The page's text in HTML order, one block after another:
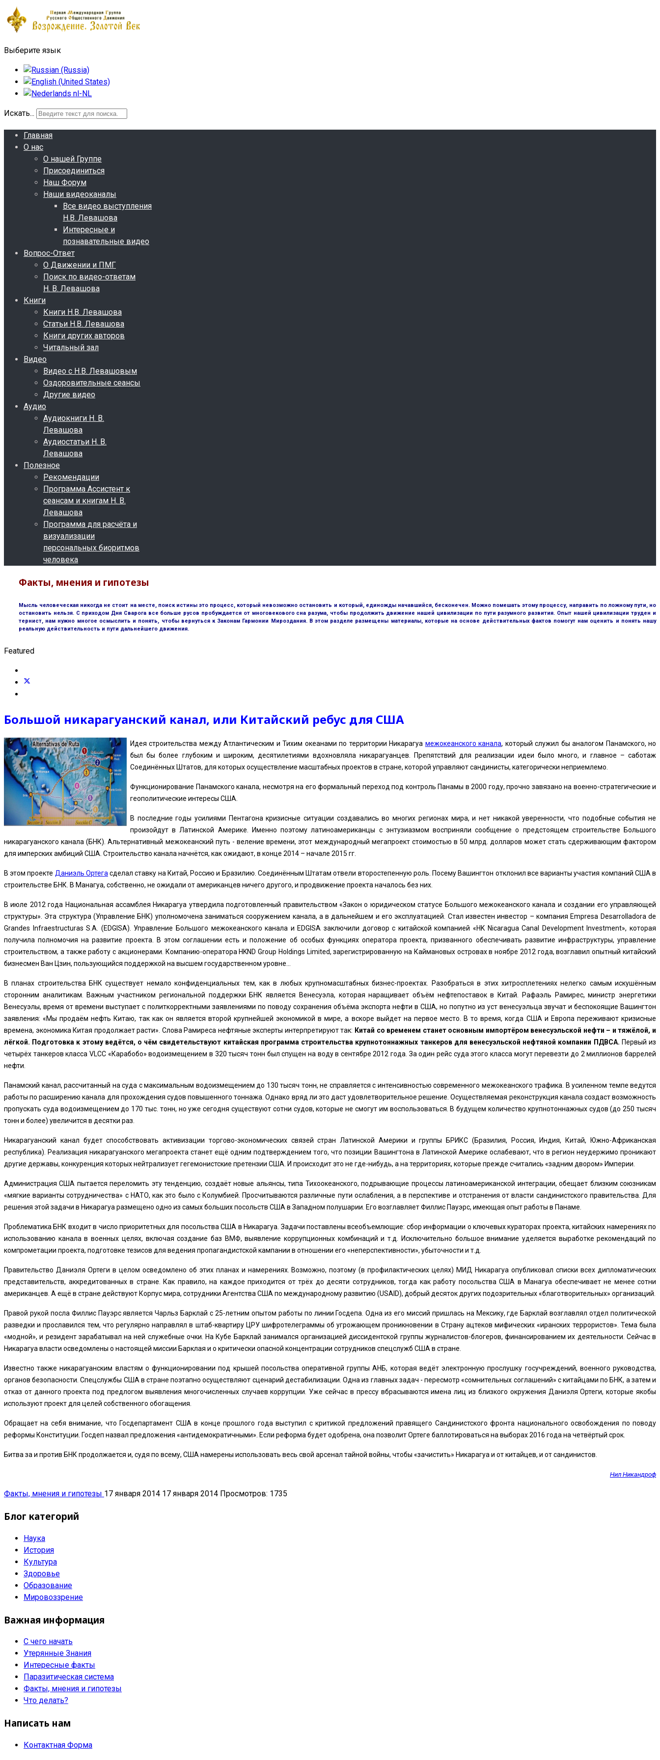
Выберите язык
Искать...
Главная
О нас
О нашей Группе
Присоединиться
Наш Форум
Наши видеоканалы
Все видео выступления
Н.В. Левашова
Интересные и
познавательные видео
Вопрос-Ответ
О Движении и ПМГ
Поиск по видео-ответам
Н. В. Левашова
Книги
Книги Н.В. Левашова
Статьи Н.В. Левашова
Книги других авторов
Читальный зал
Видео
Видео с Н.В. Левашовым
Оздоровительные сеансы
Другие видео
Аудио
Аудиокниги Н. В.
Левашова
Аудиостатьи Н. В.
Левашова
Полезное
Рекомендации
Программа Ассистент к
сеансам и книгам Н. В.
Левашова
Программа для расчёта и
визуализации
персональных биоритмов
человека
Факты, мнения и гипотезы
Мысль человеческая никогда не стоит на месте, поиск истины это процесс, который невозможно остановить и который, единожды начавшийся, бесконечен. Можно помешать этому процессу, направить по ложному пути, но
остановить нельзя. С приходом Дня Сварога все больше русов пробуждается от многовекового сна разума, чтобы продолжить движение нашей цивилизации по пути разумного развития. Опыт нашей цивилизации труден и
тернист, нам нужно многое осмыслить и понять, чтобы вернуться к Законам Гармонии Мироздания. В этом разделе размещены материалы, которые на основе действительных фактов помогут нам оценить и понять нашу
реальную действительность и пути дальнейшего движения.
Featured
Большой никарагуанский канал, или Китайский ребус для США
Идея строительства между Атлантическим и Тихим океанами по территории Никарагуа межокеанского канала, который служил бы аналогом Панамского, но
был бы более глубоким и широким, десятилетиями вдохновляла никарагуанцев. Препятствий для реализации идеи было много, и главное – саботаж
Соединённых Штатов, для которых осуществление масштабных проектов в стране, которой управляют сандинисты, категорически неприемлемо.
Функционирование Панамского канала, несмотря на его формальный переход под контроль Панамы в 2000 году, прочно завязано на военно-стратегические и
геополитические интересы США.
В последние годы усилиями Пентагона кризисные ситуации создавались во многих регионах мира, и нет никакой уверенности, что подобные события не
произойдут в Латинской Америке. Именно поэтому латиноамериканцы с энтузиазмом восприняли сообщение о предстоящем строительстве Большого
никарагуанского канала (БНК). Альтернативный межокеанский путь - веление времени, этот международный мегапроект стоимостью в 50 млрд. долларов может стать сдерживающим фактором
для имперских амбиций США. Строительство канала начнётся, как ожидают, в конце 2014 – начале 2015 гг.
В этом проекте Даниэль Ортегасделал ставку на Китай, Россию и Бразилию. Соединённым Штатам отвели второстепенную роль. Посему Вашингтон отклонил все варианты участия компаний США в
строительстве БНК. В Манагуа, собственно, не ожидали от американцев ничего другого, и продвижение проекта началось без них.
В июле 2012 года Национальная ассамблея Никарагуа утвердила подготовленный правительством «Закон о юридическом статусе Большого межокеанского канала и создании его управляющей
структуры». Эта структура (Управление БНК) уполномочена заниматься сооружением канала, а в дальнейшем и его эксплуатацией. Стал известен инвестор – компания Empresa Desarrolladora de
Grandes Infraestructuras S.A. (EDGISA). Управление Большого межокеанского канала и EDGISA заключили договор с китайской компанией «HK Nicaragua Canal Development Investment», которая
получила полномочия на развитие проекта. В этом соглашении есть и положение об особых функциях оператора проекта, призванного обеспечивать развитие инфраструктуры, управление
строительством, а также работу с акционерами. Компанию-оператора HKND Group Holdings Limited, зарегистрированную на Каймановых островах в ноябре 2012 года, возглавил опытный китайский
бизнесмен Ван Цзин, пользующийся поддержкой на высшем государственном уровне…
В планах строительства БНК существует немало конфиденциальных тем, как в любых крупномасштабных бизнес-проектах. Разобраться в этих хитросплетениях нелегко самым искушённым
сторонним аналитикам. Важным участником региональной поддержки БНК является Венесуэла, которая наращивает объём нефтепоставок в Китай. Рафаэль Рамирес, министр энергетики
Венесуэлы, время от времени выступает с политкорректными заявлениями по поводу сохранения объёма экспорта нефти в США, но попутно из уст венесуэльца звучат и беспокоящие Вашингтон
заявления: «Мы продаём нефть Китаю, так как он является второй крупнейшей экономикой в мире, а вскоре выйдет на первое место. В то время, когда США и Европа переживают кризисные
времена, экономика Китая продолжает расти». Слова Рамиреса нефтяные эксперты интерпретируют так: Китай со временем станет основным импортёром венесуэльской нефти – и тяжёлой, и
лёгкой. Подготовка к этому ведётся, о чём свидетельствуют китайская программа строительства крупнотоннажных танкеров для венесуэльской нефтяной компании ПДВСА. Первый из
четырёх танкеров класса VLCC «Карабобо» водоизмещением в 320 тысяч тонн был спущен на воду в сентябре 2012 года. За один рейс суда этого класса могут перевезти до 2 миллионов баррелей
нефти.
Панамский канал, рассчитанный на суда с максимальным водоизмещением до 130 тысяч тонн, не справляется с интенсивностью современного межокеанского трафика. В усиленном темпе ведутся
работы по расширению канала для прохождения судов повышенного тоннажа. Однако вряд ли это даст удовлетворительное решение. Осуществляемая реконструкция канала создаст возможность
пропускать суда водоизмещением до 170 тыс. тонн, но уже сегодня существуют сотни судов, которые не смогут им воспользоваться. В будущем количество крупнотоннажных судов (до 250 тысяч
тонн и более) увеличится в десятки раз.
Никарагуанский канал будет способствовать активизации торгово-экономических связей стран Латинской Америки и группы БРИКС (Бразилия, Россия, Индия, Китай, Южно-Африканская
республика). Реализация никарагуанского мегапроекта станет ещё одним подтверждением того, что позиции Вашингтона в Латинской Америке ослабевают, что в регион неудержимо проникают
другие державы, конкуренция которых нейтрализует гегемонистские претензии США. И происходит это не где-нибудь, а на территориях, которые прежде считались «задним двором» Империи.
Администрация США пытается переломить эту тенденцию, создаёт новые альянсы, типа Тихоокеанского, подрывающие процессы латиноамериканской интеграции, обещает близким союзникам
«мягкие варианты сотрудничества» с НАТО, как это было с Колумбией. Просчитываются различные пути ослабления, а в перспективе и отстранения от власти сандинистского правительства. Для
решения этой задачи в Никарагуа размещено одно из самых больших посольств США в Западном полушарии. Его возглавляет Филлис Пауэрс, имеющая опыт работы в Панаме.
Проблематика БНК входит в число приоритетных для посольства США в Никарагуа. Задачи поставлены всеобъемлющие: сбор информации о ключевых кураторах проекта, китайских намерениях по
использованию канала в военных целях, включая создание баз ВМФ, выявление коррупционных комбинаций и т.д. Исключительно большое внимание уделяется выработке рекомендаций по
компрометации проекта, подготовке тезисов для ведения пропагандистской кампании в отношении его «неперспективности», убыточности и т.д.
Правительство Даниэля Ортеги в целом осведомлено об этих планах и намерениях. Возможно, поэтому (в профилактических целях) МИД Никарагуа опубликовал списки всех дипломатических
представительств, аккредитованных в стране. Как правило, на каждое приходится от трёх до десяти сотрудников, тогда как работу посольства США в Манагуа обеспечивает не менее сотни
американцев. А ещё в стране действуют Корпус мира, сотрудники Агентства США по международному развитию (USAID), добрый десяток других подозрительных «благотворительных» организаций.
Правой рукой посла Филлис Пауэрс является Чарльз Барклай с 25-летним опытом работы по линии Госдепа. Одна из его миссий пришлась на Мексику, где Барклай возглавлял отдел политической
разведки и прославился тем, что регулярно направлял в штаб-квартиру ЦРУ шифротелеграммы об угрожающем проникновении в Страну ацтеков мифических «иранских террористов». Тема была
«модной», и резидент зарабатывал на ней служебные очки. На Кубе Барклай занимался организацией диссидентской группы журналистов-блогеров, финансированием их деятельности. Сейчас в
Никарагуа власти осведомлены о настоящей миссии Барклая и о критически опасной концентрации сотрудников спецслужб США в стране.
Известно также никарагуанским властям о функционировании под крышей посольства оперативной группы АНБ, которая ведёт электронную прослушку госучреждений, военного руководства,
органов безопасности. Спецслужбы США в стране поэтапно осуществляют сценарий дестабилизации. Одна из главных задач - пересмотр «сомнительных соглашений» с китайцами по БНК, а затем и
отказ от данного проекта под предлогом выявления многочисленных случаев коррупции. Уже сейчас в прессу вбрасываются имена лиц из близкого окружения Даниэля Ортеги, которые якобы
используют проект для целей собственного обогащения.
Обращает на себя внимание, что Госдепартамент США в конце прошлого года выступил с критикой предложений правящего Сандинистского фронта национального освобождения по поводу
реформы Конституции. Госдеп назвал предложения «антидемократичными». Если реформа будет одобрена, она позволит Ортеге баллотироваться на выборах 2016 года на четвёртый срок.
Битва за и против БНК продолжается и, судя по всему, США намерены использовать весь свой арсенал тайной войны, чтобы «зачистить» Никарагуа и от китайцев, и от сандинистов.
Нил Никандроф
Факты, мнения и гипотезы 17 января 2014 17 января 2014 Просмотров: 1735
Блог категорий
Наука
История
Культура
Здоровье
Образование
Мировоззрение
Важная информация
С чего начать
Утерянные Знания
Интересные факты
Паразитическая система
Факты, мнения и гипотезы
Что делать?
Написать нам
Контактная Форма